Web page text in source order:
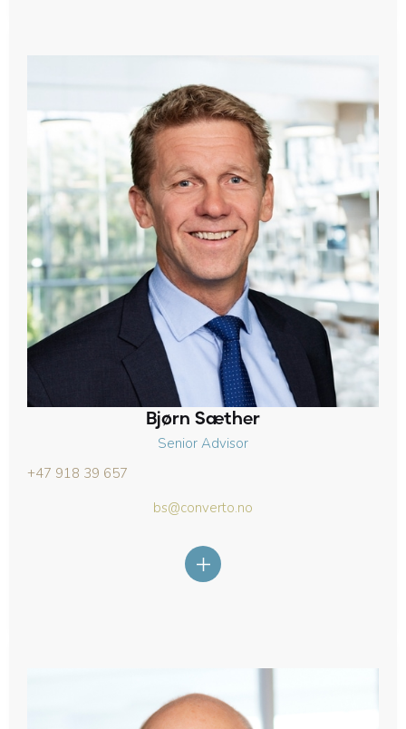
Bjørn Sæther
Senior Advisor
+47 918 39 657
bs@converto.no